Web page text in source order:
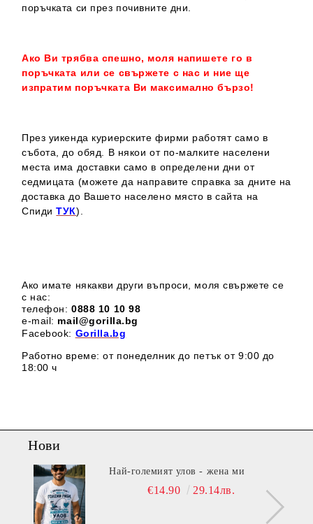
поръчката си през почивните дни.
Ако Ви трябва спешно, моля напишете го в
поръчката или се свържете с нас и ние ще
изпратим поръчката Ви максимално бързо!
През уикенда куриерските фирми работят само в
събота, до обяд. В някои от по-малките населени
места има доставки само в определени дни от
седмицата (можете да направите справка за дните на
доставка до Вашето населено място в сайта на
СпидиТУК).
Ако имате някакви други въпроси, моля свържете се
с нас:
телефон:0888 10 10 98
e-mail: mail@gorilla.bg
Facebook: Gorilla.bg
Работно време: от понеделник до петък от 9:00 до
18:00 ч
Нови
Най-големият улов - жена ми
€14.90 29.14лв.